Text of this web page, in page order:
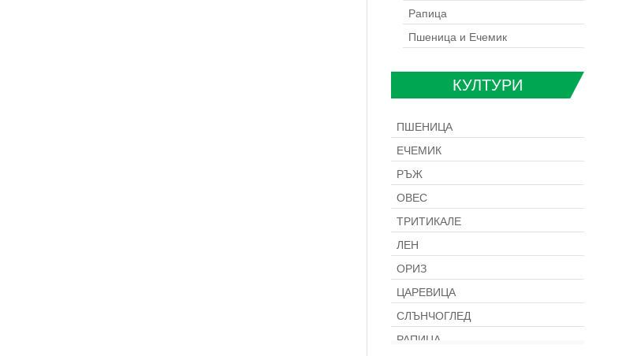
Рапица
Пшеница и Ечемик
КУЛТУРИ
ПШЕНИЦА
ЕЧЕМИК
РЪЖ
ОВЕС
ТРИТИКАЛЕ
ЛЕН
ОРИЗ
ЦАРЕВИЦА
СЛЪНЧОГЛЕД
РАПИЦА